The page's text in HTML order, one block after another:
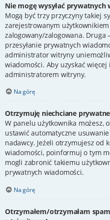
Nie mogę wysyłać prywatnych
Mogą być trzy przyczyny takiej
zarejestrowanym
zalogowany/zalogowana. Druga
przesyłanie prywatnych
administrator witryny
wiadomości. Aby uzyskać
administratorem witryny.
Na górę
Otrzymuję niechciane
W panelu użytkownika możesz,
ustawić automatyczne
nadawcy. Jeżeli otrzymujesz od
wiadomości, poinformuj o tym
mogli zabronić takiemu
prywatnych wiadomości.
Na górę
Otrzymałem/otrzymałam